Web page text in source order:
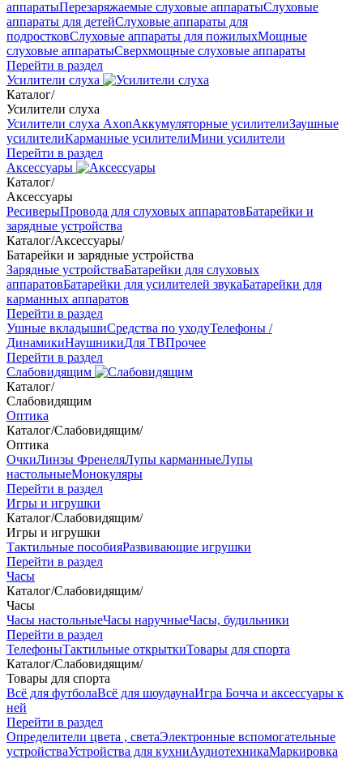
аппаратыПерезаряжаемые слуховые аппаратыСлуховые
аппараты для детейСлуховые аппараты для
подростковСлуховые аппараты для пожилыхМощные
слуховые аппаратыСверхмощные слуховые аппараты
Перейти в раздел
Усилители слуха
Каталог/
Усилители слуха
Усилители слуха AxonАккумуляторные усилителиЗаушные
усилителиКарманные усилителиМини усилители
Перейти в раздел
Аксессуары
Каталог/
Аксессуары
РесиверыПровода для слуховых аппаратовБатарейки и
зарядные устройства
Каталог/Аксессуары/
Батарейки и зарядные устройства
Зарядные устройстваБатарейки для слуховых
аппаратовБатарейки для усилителей звукаБатарейки для
карманных аппаратов
Перейти в раздел
Ушные вкладышиСредства по уходуТелефоны /
ДинамикиНаушникиДля ТВПрочее
Перейти в раздел
Слабовидящим
Каталог/
Слабовидящим
Оптика
Каталог/Слабовидящим/
Оптика
ОчкиЛинзы ФренеляЛупы карманныеЛупы
настольныеМонокуляры
Перейти в раздел
Игры и игрушки
Каталог/Слабовидящим/
Игры и игрушки
Тактильные пособияРазвивающие игрушки
Перейти в раздел
Часы
Каталог/Слабовидящим/
Часы
Часы настольныеЧасы наручныеЧасы, будильники
Перейти в раздел
ТелефоныТактильные открыткиТовары для спорта
Каталог/Слабовидящим/
Товары для спорта
Всё для футболаВсё для шоудаунаИгра Бочча и аксессуары к
ней
Перейти в раздел
Определители цвета , светаЭлектронные вспомогательные
устройстваУстройства для кухниАудиотехникаМаркировка